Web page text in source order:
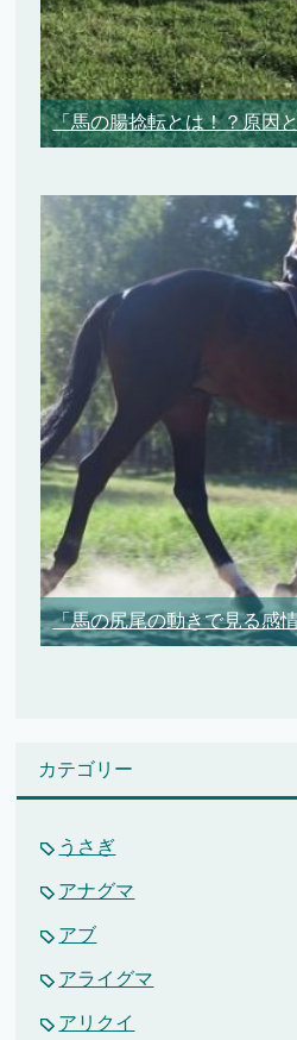
「馬の腸捻転とは！？原因
「馬の尻尾の動きで見る感
カテゴリー
うさぎ
アナグマ
アブ
アライグマ
アリクイ